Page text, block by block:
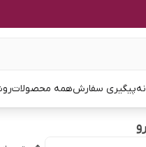
پیگیری سفارشهمه محصولات